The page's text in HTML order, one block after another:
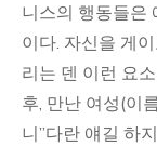
니스의 행동들은
이다. 자신을 게
리는 덴 이런 요
후, 만난 여성(이
니”다란 얘길 하